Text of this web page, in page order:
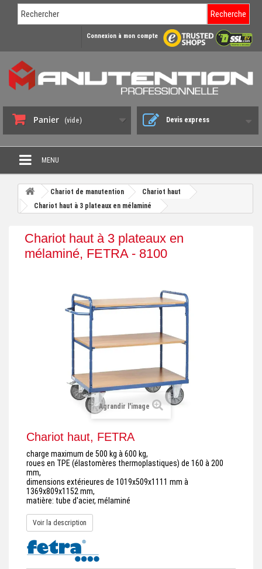
Recherche
Connexion à mon compte
Panier (vide) Devis express
MENU
PROMO DÉSTOCKAGE
CHARIOT DE MANUTENTION
BENNE BASCULANTE
ROULEUR ET PLATEAU ROULANT
TRANSPALETTE ET PALETTAGE
GERBEUR ET CRIC INDUSTRIEL
ACCESSOIRES ET COMPLÉMENTS
Chariot de manutention
Chariot haut
Chariot haut à 3 plateaux en mélaminé
Chariot haut à 3 plateaux en
mélaminé, FETRA - 8100
Agrandir l'image
Chariot haut, FETRA
charge maximum de 500 kg à 600 kg,
roues en TPE (élastomères thermoplastiques) de 160 à 200
mm,
dimensions extérieures de 1019x509x1111 mm à
1369x809x1152 mm,
matière: tube d'acier, mélaminé
Voir la description